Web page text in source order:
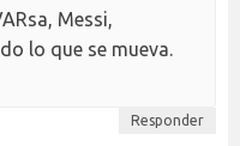
Messi,
lo que se mueva.
Responder